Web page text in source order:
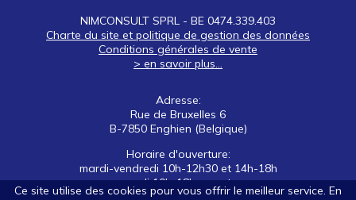
NIMCONSULT SPRL - BE 0474.339.403
Charte du site et politique de gestion des données
Conditions générales de vente
> en savoir plus...
Adresse:
Rue de Bruxelles 6
B-7850 Enghien (Belgique)
Horaire d'ouverture:
mardi-vendredi 10h-12h30 et 14h-18h
samedi 10h-18h non stop
Ce site utilise des cookies pour vous offrir le meilleur service. En